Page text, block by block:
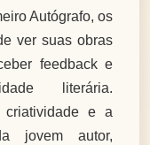
Autógrafo, os
ver suas obras
feedback e
literária.
criatividade e a
jovem autor,